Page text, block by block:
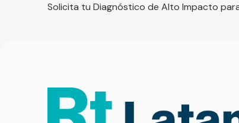
Solicita tu Diagnóstico de Alto Impacto